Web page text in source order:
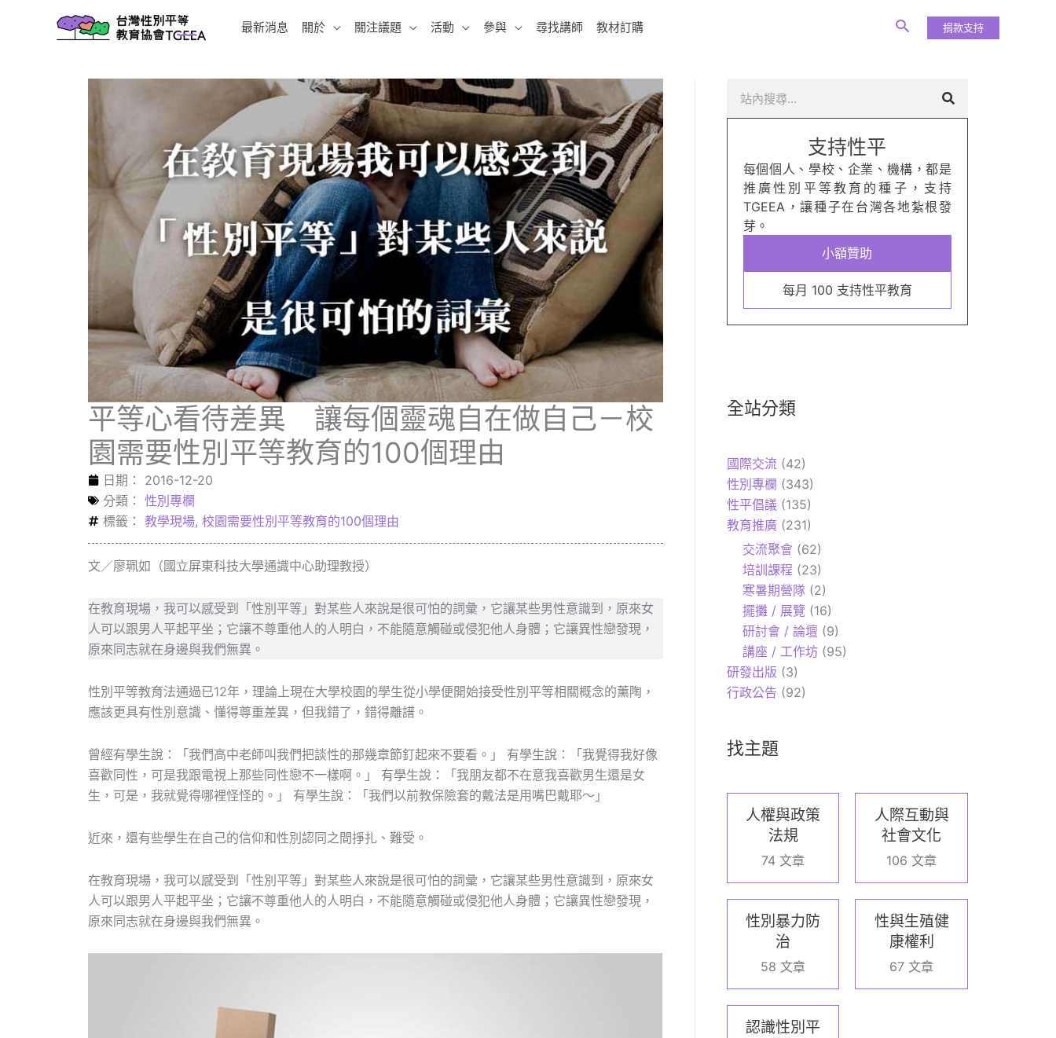
最新消息 關於 關注議題 活動 參與 尋找講師 教材訂購 捐款支持
平等心看待差異 讓每個靈魂自在做自己－校
園需要性別平等教育的100個理由
日期：
2016-12-20
分類： 性別專欄
標籤： 教學現場, 校園需要性別平等教育的100個理由
文／廖珮如（國立屏東科技大學通識中心助理教授）
在教育現場，我可以感受到「性別平等」對某些人來說是很可怕的詞彙，它讓某些男性意識到，原來女
人可以跟男人平起平坐；它讓不尊重他人的人明白，不能隨意觸碰或侵犯他人身體；它讓異性戀發現，
原來同志就在身邊與我們無異。
性別平等教育法通過已12年，理論上現在大學校園的學生從小學便開始接受性別平等相關概念的薰陶，
應該更具有性別意識、懂得尊重差異，但我錯了，錯得離譜。
曾經有學生說：「我們高中老師叫我們把談性的那幾章節釘起來不要看。」 有學生說：「我覺得我好像
喜歡同性，可是我跟電視上那些同性戀不一樣啊。」 有學生說：「我朋友都不在意我喜歡男生還是女
生，可是，我就覺得哪裡怪怪的。」 有學生說：「我們以前教保險套的戴法是用嘴巴戴耶～」
近來，還有些學生在自己的信仰和性別認同之間掙扎、難受。
在教育現場，我可以感受到「性別平等」對某些人來說是很可怕的詞彙，它讓某些男性意識到，原來女
人可以跟男人平起平坐；它讓不尊重他人的人明白，不能隨意觸碰或侵犯他人身體；它讓異性戀發現，
原來同志就在身邊與我們無異。
支持性平
每個個人、學校、企業、機構，都是
推廣性別平等教育的種子，支持
TGEEA，讓種子在台灣各地紮根發
芽。
小額贊助
每月 100 支持性平教育
全站分類
國際交流 (42)
性別專欄 (343)
性平倡議(135)
教育推廣(231)
交流聚會(62)
培訓課程 (23)
寒暑期營隊(2)
擺攤 / 展覽 (16)
研討會 / 論壇 (9)
講座 / 工作坊(95)
研發出版 (3)
行政公告 (92)
找主題
人權與政策
法規
74 文章
人際互動與
社會文化
106 文章
性別暴力防
治
58 文章
性與生殖健
康權利
67 文章
認識性別平